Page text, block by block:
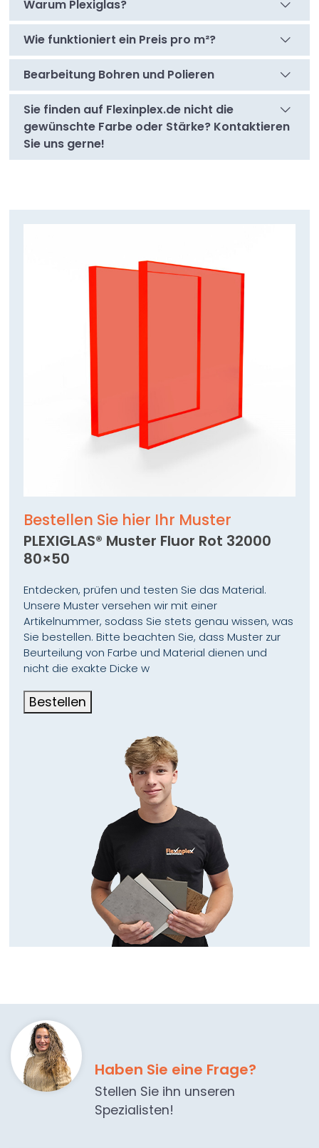
Warum Plexiglas?
Wie funktioniert ein Preis pro m²?
Bearbeitung Bohren und Polieren
Sie finden auf Flexinplex.de nicht die
gewünschte Farbe oder Stärke? Kontaktieren
Sie uns gerne!
Bestellen Sie hier Ihr Muster
PLEXIGLAS® Muster Fluor Rot 32000
80×50
Entdecken, prüfen und testen Sie das Material.
Unsere Muster versehen wir mit einer
Artikelnummer, sodass Sie stets genau wissen, was
Sie bestellen. Bitte beachten Sie, dass Muster zur
Beurteilung von Farbe und Material dienen und
nicht die exakte Dicke w
Bestellen
Haben Sie eine Frage?
Stellen Sie ihn unseren
Spezialisten!